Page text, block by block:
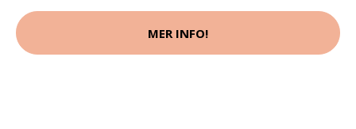
MER INFO!